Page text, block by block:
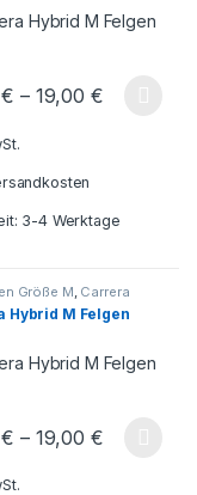
auf. Die Optionen
€ – 19,00 €
Produkt weist mehrere
3-4 Werktage
auf. Die Optionen
Größe M, Carrera
Hybrid M Felgen
€ – 19,00 €
Produkt weist mehrere